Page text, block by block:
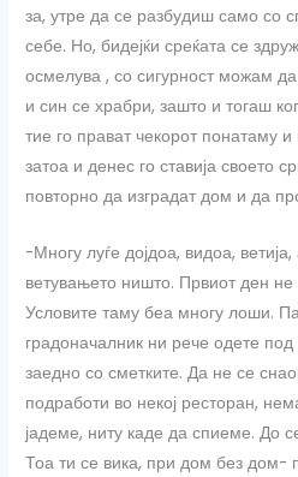
за, утре да се разбудиш само со
себе. Но, бидејќи среќата се
осмелува , со сигурност можам
и син се храбри, зашто и тогаш
тие го прават чекорот понатаму
затоа и денес го ставија своето
повторно да изградат дом и да
-Многу луѓе дојдоа, видоа,
ветувањето ништо. Првиот ден не
Условите таму беа многу лоши.
градоначалник ни рече одете под
заедно со сметките. Да не се
подработи во некој ресторан,
јадеме, ниту каде да спиеме. До
Тоа ти се вика, при дом без дом-